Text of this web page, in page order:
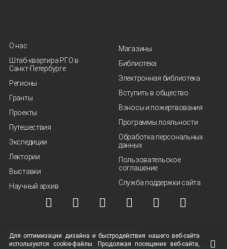
О нас
Штаб-квартира РГО в
Санкт‑Петербурге
Регионы
Гранты
Проекты
Путешествия
Экспедиции
Лектории
Выставки
Научный архив
Магазины
Библиотека
Электронная библиотека
Вступить в общество
Взносы и пожертвования
Программы лояльности
Обработка персональных
данных
Пользовательское
соглашение
Служба поддержки сайта
© ВОО "Русское географическое общество", 2013-2026 г.
Условия использования материалов Политика защиты и обработки персональных
Для оптимизации дизайна и быстродействия нашего веб-сайта
используются cookie-файлы. Продолжая посещение веб-сайта,